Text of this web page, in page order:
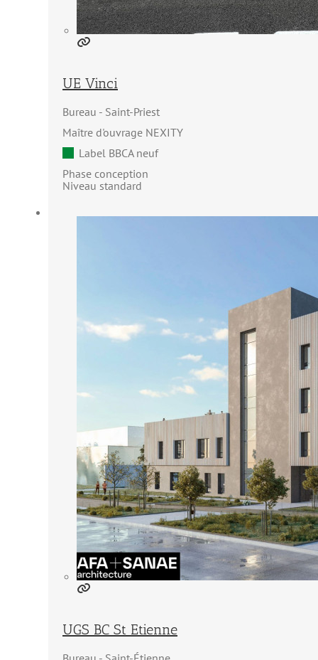
UE Vinci
Bureau
Saint-Priest
Maître d'ouvrage NEXITY
Label BBCA neuf
Phase conception
Niveau standard
UGS BC St Etienne